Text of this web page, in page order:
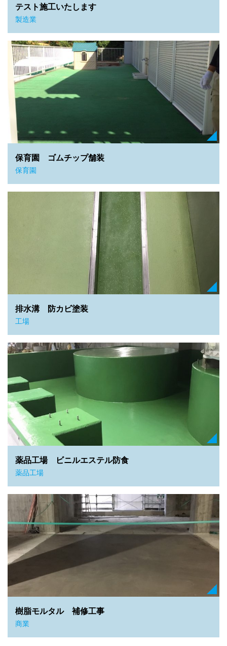
テスト施工いたします
製造業
保育園 ゴムチップ舗装
保育園
排水溝 防カビ塗装
工場
薬品工場 ビニルエステル防食
薬品工場
樹脂モルタル 補修工事
商業